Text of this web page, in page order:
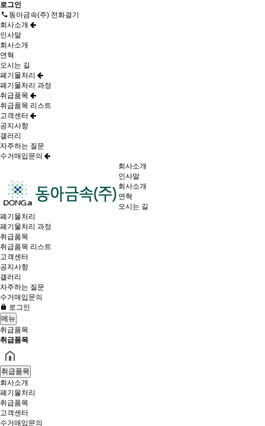
로그인
동아금속(주) 전화걸기
회사소개
인사말
회사소개
연혁
오시는 길
폐기물처리
폐기물처리 과정
취급품목
취급품목 리스트
고객센터
공지사항
갤러리
자주하는 질문
수거매입문의
회사소개
인사말
회사소개
연혁
오시는 길
폐기물처리
폐기물처리 과정
취급품목
취급품목 리스트
고객센터
공지사항
갤러리
자주하는 질문
수거매입문의
로그인
메뉴
취급품목
취급품목
취급품목
회사소개
폐기물처리
취급품목
고객센터
수거매입문의